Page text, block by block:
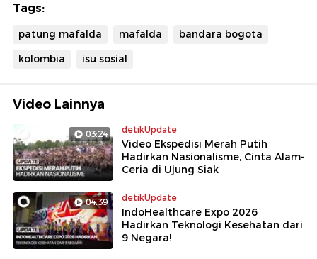
Tags:
patung mafalda mafalda
bandara bogota
kolombia
isu sosial
Video Lainnya
03:24 detikUpdate
Video Ekspedisi Merah Putih
Hadirkan Nasionalisme, Cinta Alam-
Ceria di Ujung Siak
04:39 detikUpdate
IndoHealthcare Expo 2026
Hadirkan Teknologi Kesehatan dari
9 Negara!